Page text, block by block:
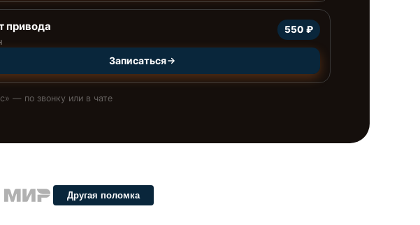
привода 550 ₽
Записаться
» — по звонку или в чате
Другая поломка